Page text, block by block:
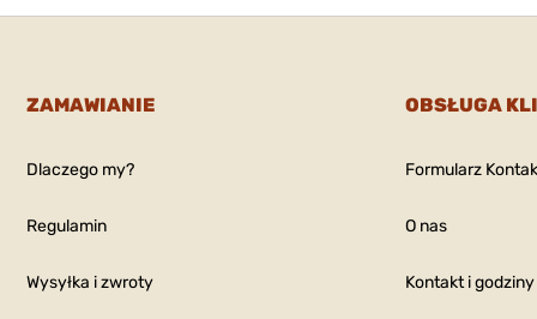
ZAMAWIANIE
Dlaczego my?
Regulamin
Wysyłka i zwroty
OBSŁUGA
Formularz
O nas
Kontakt i